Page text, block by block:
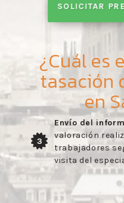
SOLICITAR
¿Cuál es
tasación
en
3
Envío del
valoración
trabajadores
visita del